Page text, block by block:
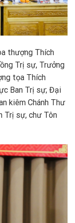
thượng Thích
Trị sự, Trưởng
tọa Thích
Ban Trị sự; Đại
kiêm Chánh Thư
Trị sự, chư Tôn